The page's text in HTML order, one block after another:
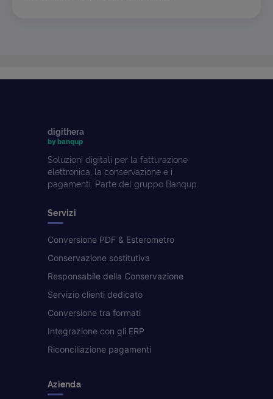
digithera
by banqup
Soluzioni digitali per la fatturazione
elettronica, la conservazione e i
pagamenti. Parte del gruppo Banqup.
Servizi
Conversione PDF & Esterometro
Conservazione sostitutiva
Responsabile della Conservazione
Servizio clienti dedicato
Conversione tra formati
Integrazione con gli ERP
Riconciliazione pagamenti
Azienda